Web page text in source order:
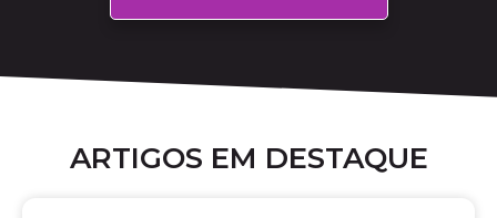
ARTIGOS EM DESTAQUE